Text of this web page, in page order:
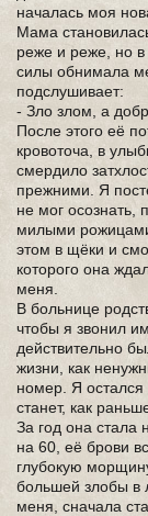
началась моя
Мама
реже и реже, но
силы обнимала
подслушивает:
- Зло злом, а
После этого её
кровоточа, в
смердило
прежними. Я
не мог осознать,
милыми
этом в щёки и
которого она
меня.
В больнице
чтобы я звонил
действительно
жизни, как
номер. Я
станет, как
За год она стала
на 60, её брови
глубокую
большей злобы в
меня, сначала